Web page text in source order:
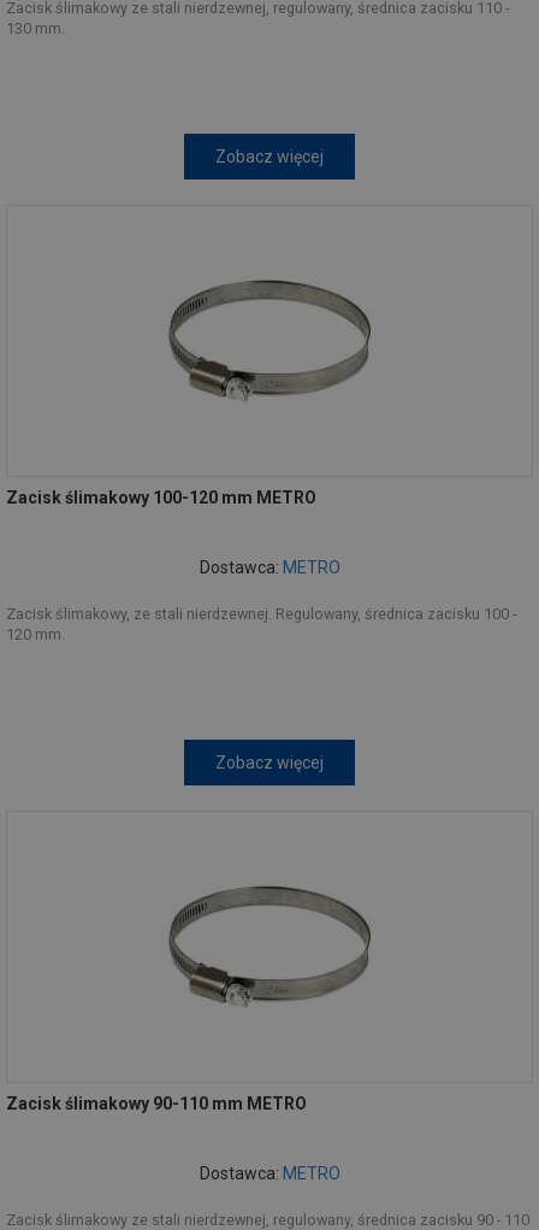
Zacisk ślimakowy ze stali nierdzewnej, regulowany, średnica zacisku 110 -
130 mm.
Zobacz więcej
Zacisk ślimakowy 100-120 mm METRO
Dostawca: METRO
Zacisk ślimakowy, ze stali nierdzewnej. Regulowany, średnica zacisku 100 -
120 mm.
Zobacz więcej
Zacisk ślimakowy 90-110 mm METRO
Dostawca: METRO
Zacisk ślimakowy ze stali nierdzewnej, regulowany, średnica zacisku 90 - 110